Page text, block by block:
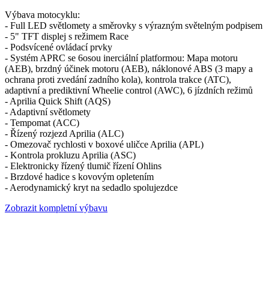
Výbava motocyklu:
- Full LED světlomety a směrovky s výrazným světelným podpisem
- 5" TFT displej s režimem Race
- Podsvícené ovládací prvky
- Systém APRC se 6osou inerciální platformou: Mapa motoru
(AEB), brzdný účinek motoru (AEB), náklonové ABS (3 mapy a
ochrana proti zvedání zadního kola), kontrola trakce (ATC),
adaptivní a prediktivní Wheelie control (AWC), 6 jízdních režimů
- Aprilia Quick Shift (AQS)
- Adaptivní světlomety
- Tempomat (ACC)
- Řízený rozjezd Aprilia (ALC)
- Omezovač rychlosti v boxové uličce Aprilia (APL)
- Kontrola prokluzu Aprilia (ASC)
- Elektronicky řízený tlumič řízení Ohlins
- Brzdové hadice s kovovým opletením
- Aerodynamický kryt na sedadlo spolujezdce
Zobrazit kompletní výbavu